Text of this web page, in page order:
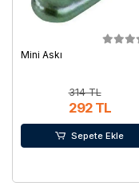
Mini Askı
314 TL
292 TL
Sepete Ekle